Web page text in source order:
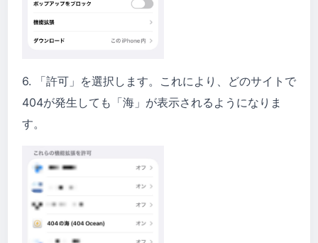
6. 「許可」を選択します。これにより、どのサイトで
404が発生しても「海」が表示されるようになりま
す。